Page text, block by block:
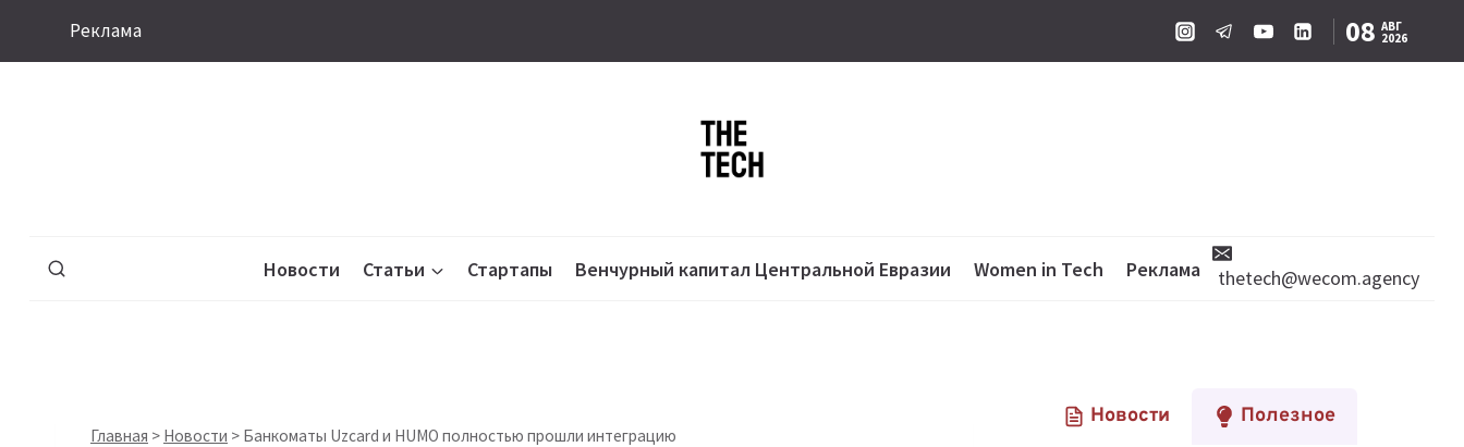
Реклама 08 АВГ
2026
Новости Статьи Стартапы Венчурный капитал Центральной Евразии Women in Tech Реклама thetech@wecom.agency
Главная > Новости > Банкоматы Uzcard и HUMO полностью прошли интеграцию
Новости Полезное